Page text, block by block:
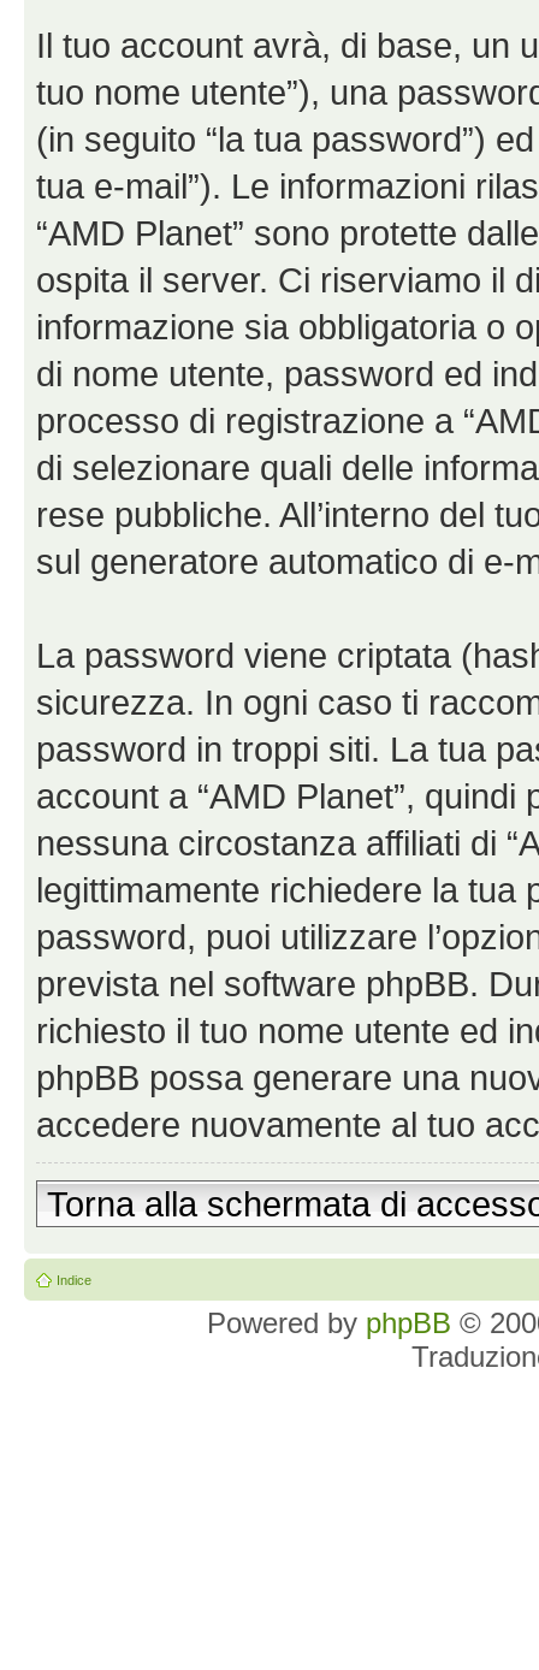
Il tuo account avrà, di base, un
tuo nome utente”), una
(in seguito “la tua password”)
tua e-mail”). Le informazioni
“AMD Planet” sono protette
ospita il server. Ci riserviamo il
informazione sia obbligatoria o
di nome utente, password ed
processo di registrazione a
di selezionare quali delle
rese pubbliche. All’interno del
sul generatore automatico di e-
La password viene criptata
sicurezza. In ogni caso ti
password in troppi siti. La tua
account a “AMD Planet”,
nessuna circostanza affiliati di
legittimamente richiedere la tua
password, puoi utilizzare
prevista nel software phpBB.
richiesto il tuo nome utente ed
phpBB possa generare una
accedere nuovamente al tuo
Torna alla schermata di
Indice
Powered by phpBB ©